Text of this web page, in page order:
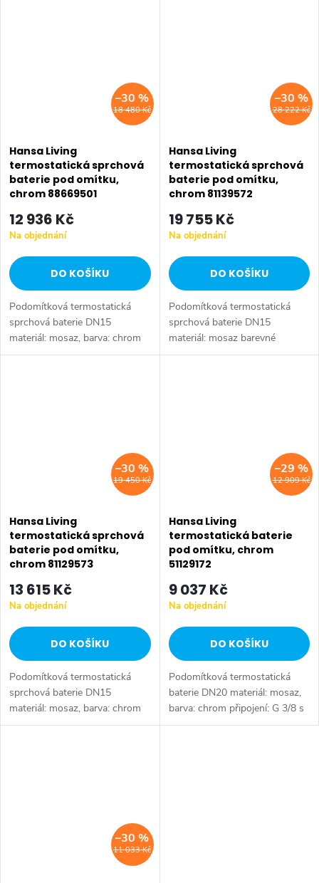
18 480 Kč
–30 %
Hansa Living
termostatická sprchová
baterie pod omítku,
chrom 88669501
12 936 Kč
Na objednání
DO KOŠÍKU
Podomítková termostatická
sprchová baterie DN15
materiál: mosaz, barva: chrom
průtok: 25 l/min bez regulace
28 222 Kč
–30 %
Hansa Living
termostatická sprchová
baterie pod omítku,
chrom 81139572
19 755 Kč
Na objednání
DO KOŠÍKU
Podomítková termostatická
sprchová baterie DN15
materiál: mosaz barevné
provedení: chrom připojení. G
19 450 Kč
–30 %
Hansa Living
termostatická sprchová
baterie pod omítku,
chrom 81129573
13 615 Kč
Na objednání
DO KOŠÍKU
Podomítková termostatická
sprchová baterie DN15
materiál: mosaz, barva: chrom
průtok: 25 l/min pro 1 výstup
12 909 Kč
–29 %
Hansa Living
termostatická baterie
pod omítku, chrom
51129172
9 037 Kč
Na objednání
DO KOŠÍKU
Podomítková termostatická
baterie DN20 materiál: mosaz,
barva: chrom připojení: G 3/8 s
1 výstupem bez regulace
11 033 Kč
–30 %